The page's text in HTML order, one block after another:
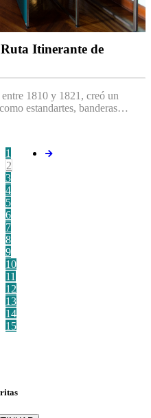
Itinerante de
1810 y 1821, creó un
estandartes, banderas…
1
2
3
4
5
6
7
8
9
10
11
12
13
14
15